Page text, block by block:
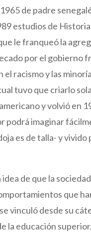
de padre
estudios de
le franqueó la
por el gobierno
racismo y las
tuvo que criarlo
y volvió en
podrá imaginar
es de talla- y
de que la
que
vinculó desde su
la educación